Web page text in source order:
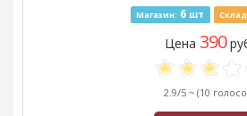
Магазин: 6 шт
Цена 390
2.9/5 ~ (10